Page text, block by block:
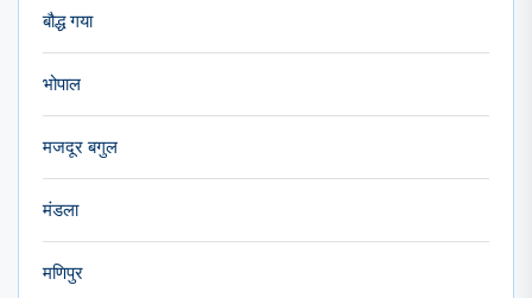
बौद्ध गया
भोपाल
मजदूर बगुल
मंडला
मणिपुर